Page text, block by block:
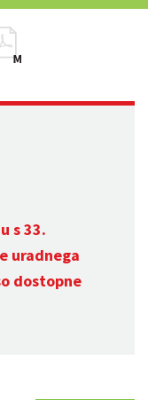
s 33.
uradnega
dostopne